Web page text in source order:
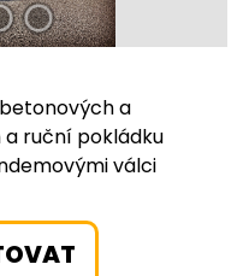
a
ruční pokládku
válci